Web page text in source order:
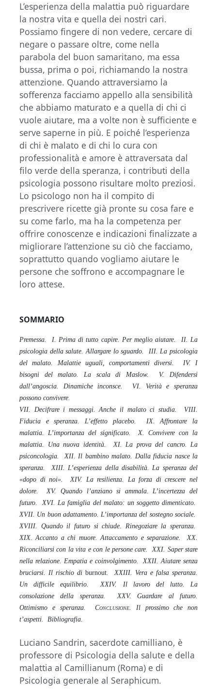
L’esperienza della malattia può riguardare
la nostra vita e quella dei nostri cari.
Possiamo fingere di non vedere, cercare di
negare o passare oltre, come nella
parabola del buon samaritano, ma essa
bussa, prima o poi, richiamando la nostra
attenzione. Quando attraversiamo la
sofferenza facciamo appello alla sensibilità
che abbiamo maturato e a quella di chi ci
vuole aiutare, ma a volte non è sufficiente e
serve saperne in più. E poiché l’esperienza
di chi è malato e di chi lo cura con
professionalità e amore è attraversata dal
filo verde della speranza, i contributi della
psicologia possono risultare molto preziosi.
Lo psicologo non ha il compito di
prescrivere ricette già pronte su cosa fare e
su come farlo, ma ha la competenza per
offrire conoscenze e indicazioni finalizzate a
migliorare l’attenzione su ciò che facciamo,
soprattutto quando vogliamo aiutare le
persone che soffrono e accompagnare le
loro attese.
SOMMARIO
Premessa. I. Prima di tutto capire. Per meglio aiutare. II. La
psicologia della salute. Allargare lo sguardo. III. La psicologia
del malato. Malattie uguali, comportamenti diversi. IV. I
bisogni del malato. La scala di Maslow. V. Difendersi
dall’angoscia. Dinamiche inconsce. VI. Verità e speranza
possono convivere.
VII. Decifrare i messaggi. Anche il malato ci studia. VIII.
Fiducia e speranza. L’effetto placebo. IX. Affrontare la
malattia. L’importanza del significato. X. Convivere con la
malattia. Una nuova identità. XI. La prova del cancro. La
psiconcologia. XII. Il bambino malato. Dalla fiducia nasce la
speranza. XIII. L’esperienza della disabilità. La speranza del
«dopo di noi». XIV. La resilienza. La forza di crescere nel
dolore. XV. Quando l’anziano si ammala. L’incertezza del
futuro. XVI. La famiglia del malato: un soggetto dimenticato.
XVII. Un buon adattamento. L’importanza del sostegno sociale.
XVIII. Quando il futuro si chiude. Rinegoziare la speranza.
XIX. Accanto a chi muore. Attaccamento e separazione. XX.
Riconciliarsi con la vita e con le persone care. XXI. Saper stare
nella relazione. Empatia e coinvolgimento. XXII. Aiutare senza
bruciarsi. Il rischio di burnout. XXIII. Vera e falsa speranza.
Un difficile equilibrio. XXIV. Il lavoro del lutto. La
consolazione della speranza. XXV. Guardare al futuro.
Ottimismo e speranza. Conclusione. Il prossimo che non
t’aspetti. Bibliografia.
Luciano Sandrin, sacerdote camilliano, è
professore di Psicologia della salute e della
malattia al Camillianum (Roma) e di
Psicologia generale al Seraphicum.